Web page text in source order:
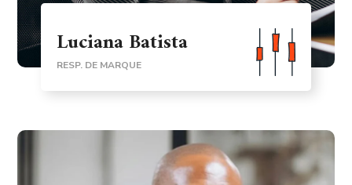
Luciana Batista
RESP. DE MARQUE